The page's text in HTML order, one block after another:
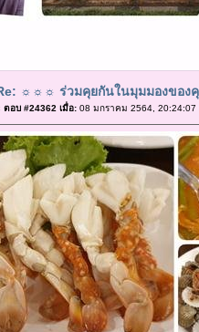
☼☼☼ ร่วมคุยกันในมุมมองของ
ตอบ #24362 เมื่อ:08 มกราคม 2564, 20:24:07